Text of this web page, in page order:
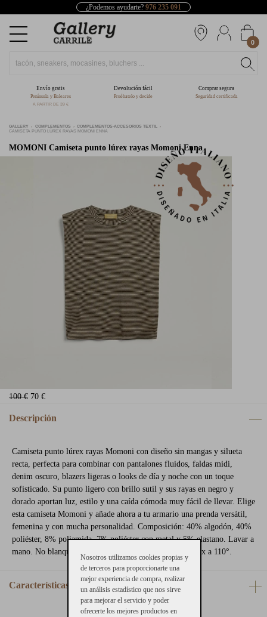
¿Podemos ayudarte? 976 235 091
0
Envío gratis
Península y Baleares
A PARTIR DE 39 €
Devolución fácil
Pruébatelo y decide
Comprar segura
Seguridad certificada
GALLERY COMPLEMENTOS
COMPLEMENTOS-ACCESORIOS TEXTIL
CAMISETA PUNTO LÚREX RAYAS MOMONI ENNA
MOMONI Camiseta punto lúrex rayas Momoni Enna
100 € 70 €
Descripción
Camiseta punto lúrex rayas Momoni con diseño sin mangas y silueta
recta, perfecta para combinar con pantalones fluidos, faldas midi,
denim oscuro, blazers ligeras o looks de día y noche con un toque
sofisticado. Su punto ligero con brillo sutil y sus rayas en negro y
dorado aportan luz, estilo y una caída cómoda muy fácil de llevar. Elige
esta camiseta Momoni y añade ahora a tu armario una prenda versátil,
femenina y con mucha personalidad. Composición: 40% algodón, 40%
poliéster, 8% poliamida, 7% poliéster con metal y 5% elastano. Lavar a
mano. No blanquear. No secar en secadora. Planchar max a 110°.
Características
Nosotros utilizamos cookies propias y
de terceros para proporcionarte una
mejor experiencia de compra, realizar
un análisis estadístico que nos sirve
para mejorar el servicio y poder
ofrecerte los mejores productos en